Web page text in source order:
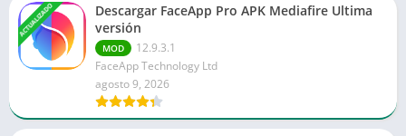
ACTUALIZADO
Descargar FaceApp Pro APK Mediafire Ultima
versión
MOD
12.9.3.1
FaceApp Technology Ltd
agosto 9, 2026